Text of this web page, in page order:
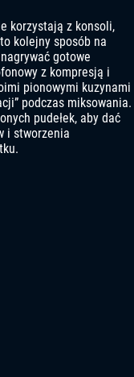
korzystają z konsoli,
kolejny sposób na
gotowe
z kompresją i
pionowymi kuzynami
podczas miksowania.
pudełek, aby dać
i stworzenia